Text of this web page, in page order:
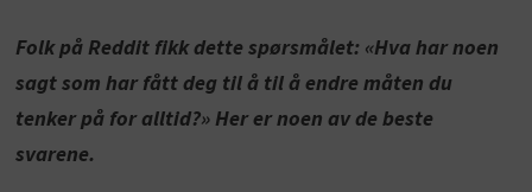
Folk på Reddit fikk dette spørsmålet: «Hva har noen
sagt som har fått deg til å til å endre måten du
tenker på for alltid?» Her er noen av de beste
svarene.